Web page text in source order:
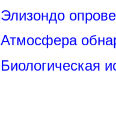
Элизондо
Атмосфера
Биологическая